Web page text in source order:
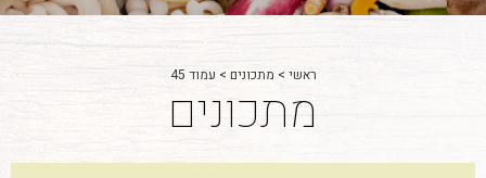
ראשי > מתכונים > עמוד 45
מתכונים